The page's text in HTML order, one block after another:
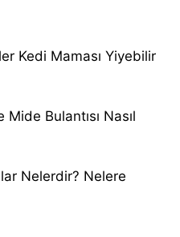
Kedi Maması Yiyebilir
Mide Bulantısı Nasıl
Nelerdir? Nelere